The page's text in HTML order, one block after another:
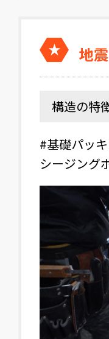
地
構造の特
#基礎パッ
シージング